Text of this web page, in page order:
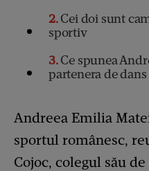
2Cei doi sunt
sportiv
3Ce spunea
partenera de
Andreea Emilia
sportul românesc,
Cojoc, colegul său